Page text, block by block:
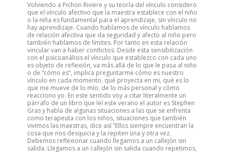
Volviendo a Pichon Riviere y su teoría del vínculo considero
que el vínculo afectivo que la maestra establece con el niño
o la niña es fundamental para el aprendizaje, sin vínculo no
hay aprendizaje. Cuando hablamos de vínculo hablamos
de relación afectiva que da seguridad y afecto al niño pero
también hablamos de límites. Por tanto en esta relación
vincular van a haber conflictos. Desde esta sensibilización
con el psicoanálisis el vínculo que establezco con cada uno
es objeto de reflexión, va más allá de lo que le pasa al niño
o de “cómo es”, implica preguntarme cómo es nuestro
vínculo en cada momento, qué proyecta en mi, qué es lo
que me mueve de lo mío, de lo más personal y cómo
reacciono yo. En este sentido voy a citar literalmente un
párrafo de un libro que leí este verano el autor es Stephen
Gras y habla de algunas situaciones a las que se enfrenta
como terapeuta con los niños, situaciones que también
vivimos las maestras, dice así “Ellos siempre encuentran la
cosa que nos desquicia y la repiten una y otra vez.
Debemos reflexionar cuando llegamos a un callejón sin
salida. Llegamos a un callejón sin salida cuando repetimos,